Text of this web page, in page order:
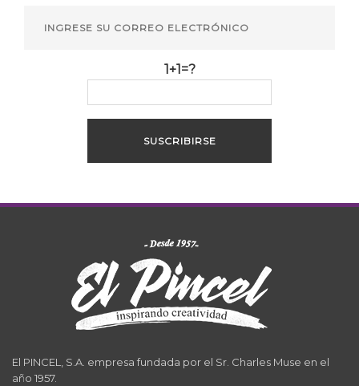
1+1=?
El PINCEL, S.A. empresa fundada por el Sr. Charles Muse en el
año 1957.